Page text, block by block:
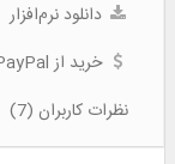
دانلود نرم‌افزار
خرید از PayPal
نظرات کاربران (7)